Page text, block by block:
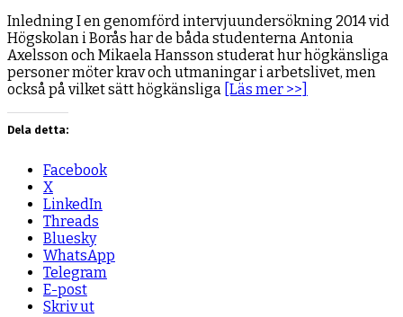
Inledning I en genomförd intervjuundersökning 2014 vid
Högskolan i Borås har de båda studenterna Antonia
Axelsson och Mikaela Hansson studerat hur högkänsliga
personer möter krav och utmaningar i arbetslivet, men
också på vilket sätt högkänsliga [Läs mer >>]
Dela detta:
Facebook
X
LinkedIn
Threads
Bluesky
WhatsApp
Telegram
E-post
Skriv ut